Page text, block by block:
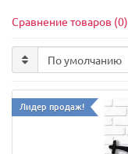
Сравнение товаров (0)
Лидер продаж!